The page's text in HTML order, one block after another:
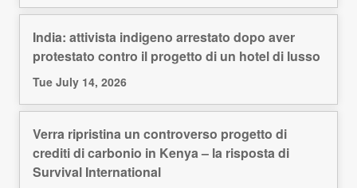
India: attivista indigeno arrestato dopo aver
protestato contro il progetto di un hotel di lusso
Tue July 14, 2026
Verra ripristina un controverso progetto di
crediti di carbonio in Kenya – la risposta di
Survival International